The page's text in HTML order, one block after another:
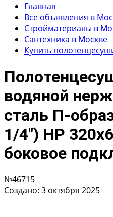
Главная
Все объявления в
Стройматериалы в
Сантехника в Москве
Купить
водяной
сталь П-
1/4") НР
боковое
№46715
Создано: 3 октября 2025